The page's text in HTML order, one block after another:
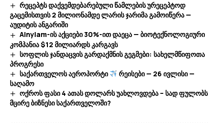
რეცეპტს დაქვემდებარებული წამლების ურეცეპტოდ
გაცემისთვის 2 მილიონამდე ლარის ჯარიმა გამოიწერა —
აუდიტის ანგარიში
Alnylam-ის აქციები 30%-ით დაეცა — ბიოტექნოლოგიური
კომპანია $12 მილიარდს კარგავს
სოფლის ჯანდაცვის გარდაქმნის გეგმები: სახელმწიფოთა
პროგრესი
საქართველოს აეროპორტი
რეისები — 26 ივლისი —
საღამო
ოქროს ფასი 4 ათას დოლარს უახლოვდება – სად ფულობს
მცირე ბიზნესი საქართველოში?